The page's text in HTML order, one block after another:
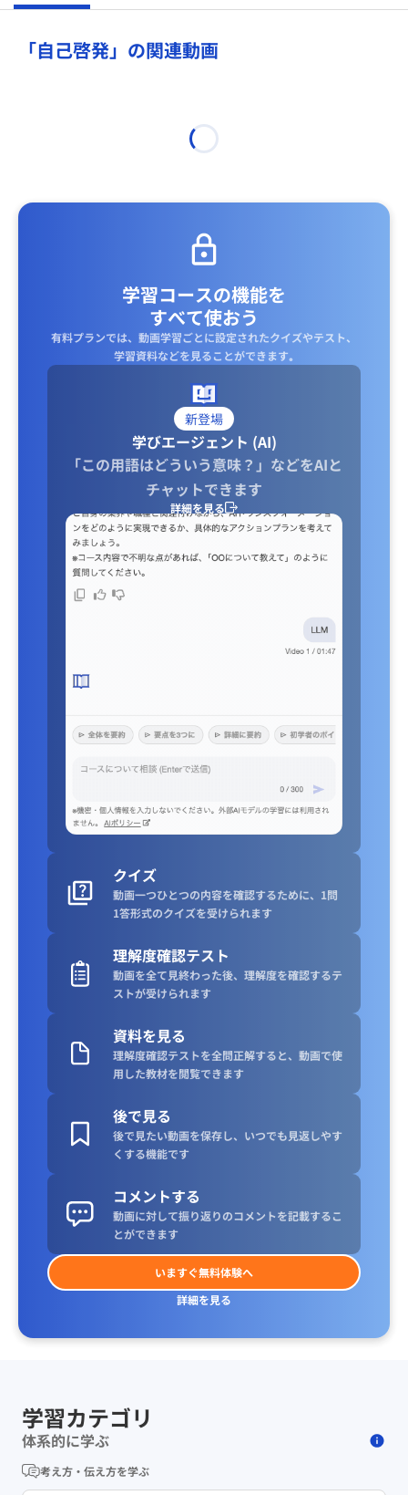
「自己啓発」の関連動画
学習コースの機能を
すべて使おう
有料プランでは、動画学習ごとに設定されたクイズやテスト、
学習資料などを見ることができます｡
新登場
学びエージェント (AI)
「この用語はどういう意味？」などをAIと
チャットできます
詳細を見る
クイズ
動画一つひとつの内容を確認するために、1問
1答形式のクイズを受けられます
理解度確認テスト
動画を全て見終わった後、理解度を確認するテ
ストが受けられます
資料を見る
理解度確認テストを全問正解すると、動画で使
用した教材を閲覧できます
後で見る
後で見たい動画を保存し、いつでも見返しやす
くする機能です
コメントする
動画に対して振り返りのコメントを記載するこ
とができます
いますぐ無料体験へ
詳細を見る
学習カテゴリ
体系的に学ぶ
考え方・伝え方を学ぶ